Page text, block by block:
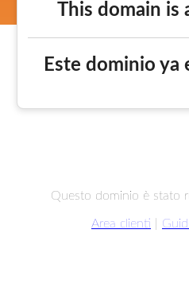
This domain is
Este dominio ya
Questo dominio è stato
Area clienti